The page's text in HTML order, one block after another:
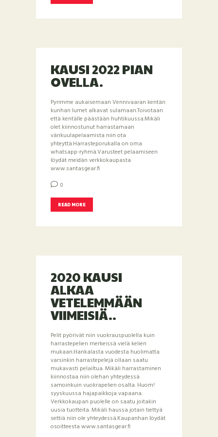
KAUSI 2022 PIAN
OVELLA.
Pyrimme aukaisemaan Vennivaaran kentän
kunhan lumet alkavat sulamaan.Toivotaan
että kentälle päästään huhtikuussa.Mikäli
olet kiinnostunut harrastamaan
värikuulapelaamista niin ota
yhteyttä.Harrasteporukalla on oma
whatsapp-ryhmä.Varusteet pelaamiseen
löydät meidän verkkokaupasta
www.santasgear.fi
0
READ MORE
2020 KAUSI
ALKAA
VETELEMMÄÄN
VIIMEISIÄ..
Pelit pyörivät niin vuokrauspuolella kuin
harrastepelien merkeissä vielä kelien
mukaan.Hankalasta vuodesta huolimatta
varsinkin harrastepelejä ollaan saatu
mukavasti pelailtua. Mikäli harrastaminen
kiinnostaa niin olehan yhteydessä
samoinkuin vuokrapelien osalta. Huom!
syyskuussa hajapaikkoja vapaana.
Verkkokaupan puolelle on saatu joitakin
uusia tuotteita. Mikäli haussa jotain tiettyä
settiä niin ole yhteydessä.Kaupanhan löydät
osoitteesta www.santasgear.fi